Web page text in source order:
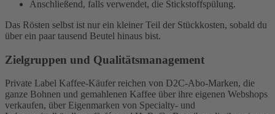
Anschließend, falls verwendet, die Stickstoffspülung.
Das Rösten selbst ist nur ein kleiner Teil der Stückkosten, sobald du
über ein paar tausend Beutel hinaus bist.
Zielgruppen und Qualitätsmanagement
Private Label Kaffee-Käufer reichen von D2C-Abo-Marken, die
ganze Bohnen und gemahlenen Kaffee über ihre eigenen Webshops
verkaufen, über Eigenmarken von Specialty- und